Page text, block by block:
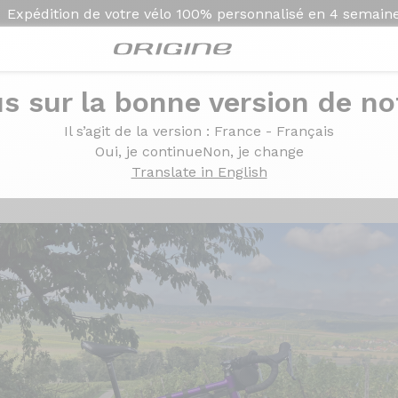
Expédition de votre vélo 100% personnalisé en 4
sur la bonne version de
Il s’agit de la version : France - Français
Oui, je continueNon, je change
Translate in English